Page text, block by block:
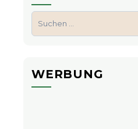
Suchen
nach:
WERBUNG